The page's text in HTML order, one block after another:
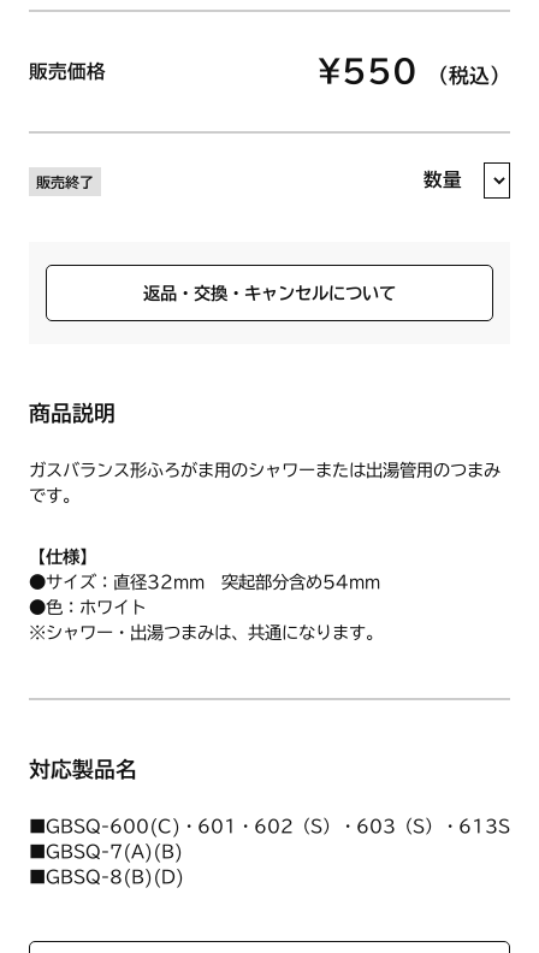
販売価格 ¥550 （税込）
販売終了 数量
返品・交換・キャンセルについて
商品説明
ガスバランス形ふろがま用のシャワーまたは出湯管用のつまみ
です。
【仕様】
●サイズ：直径32mm 突起部分含め54mm
●色：ホワイト
※シャワー・出湯つまみは、共通になります。
対応製品名
■GBSQ-600(C)・601・602（S）・603（S）・613S
■GBSQ-7(A)(B)
■GBSQ-8(B)(D)